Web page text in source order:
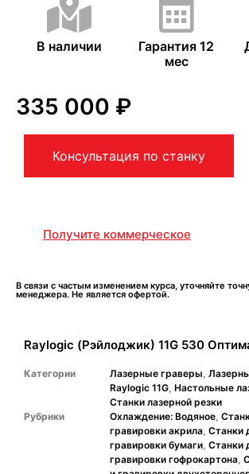
В наличии
Гарантия 12
мес
335 000 ₽
Консультация по станку
Получите коммерческое
В связи с частым изменением курса, уточняйте
менеджера. Не является офертой.
Raylogic (Рэйлоджик) 11G 530
Категории Лазерные граверы,
Raylogic 11G, Настольные
Станки лазерной резки
Рубрики
Охлаждение: Водяное,
гравировки акрила, Станки
гравировки бумаги, Станки
гравировки гофрокартона,